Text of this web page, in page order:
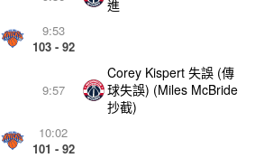
10:02
101 - 92
9:57
Corey Kispert 失誤 (傳
球失誤) (Miles McBride
抄截)
9:53
103 - 92
進